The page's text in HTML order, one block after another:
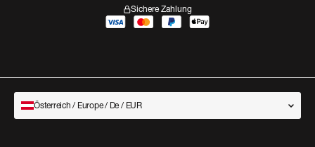
Sichere Zahlung
Österreich / Europe / De / EUR